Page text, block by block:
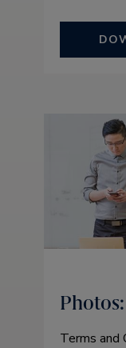
Photos:
Terms and